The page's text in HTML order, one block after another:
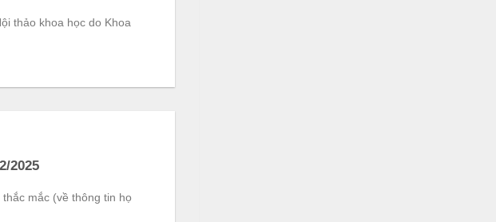
thảo khoa học do Khoa
2025
mắc (về thông tin họ